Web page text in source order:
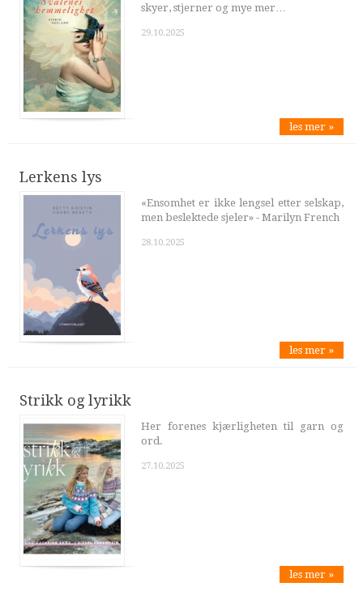
skyer, stjerner og mye mer…
29.10.2025
les mer »
Lerkens lys
«Ensomhet er ikke lengsel etter selskap,
men beslektede sjeler» - Marilyn French
28.10.2025
les mer »
Strikk og lyrikk
Her forenes kjærligheten til garn og
ord.
27.10.2025
les mer »